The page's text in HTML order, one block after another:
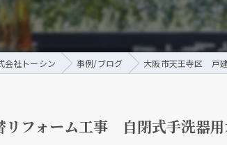
会社トーシン 事例/ブログ 大阪市天王寺区 戸
フォーム工事 自閉式手洗器